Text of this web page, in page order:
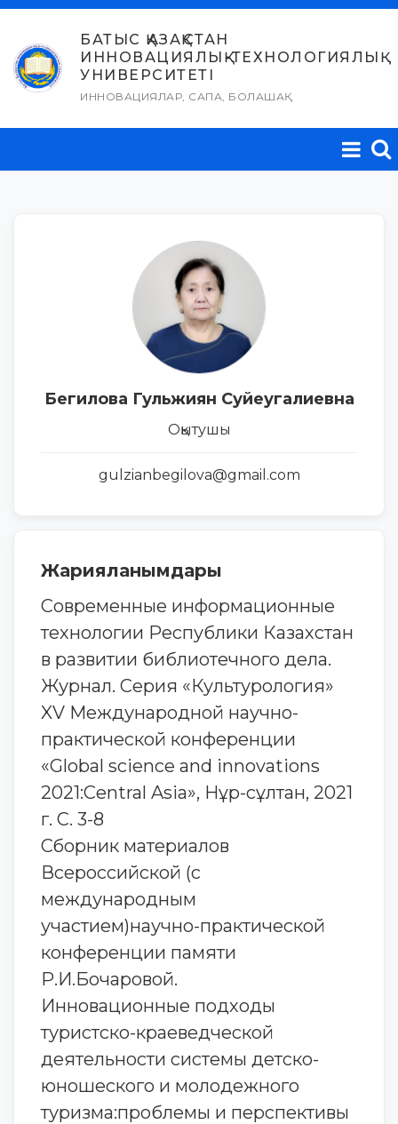
Skip
content
БАТЫС ҚАЗАҚСТАН
ИННОВАЦИЯЛЫҚ-ТЕХНОЛОГИЯЛЫҚ
УНИВЕРСИТЕТІ
ИННОВАЦИЯЛАР, САПА, БОЛАШАҚ
Бегилова Гульжиян Суйеугалиевна
Оқытушы
gulzianbegilova@gmail.com
Жарияланымдары
Современные информационные
технологии Республики Казахстан
в развитии библиотечного дела.
Журнал. Серия «Культурология»
XV Международной научно-
практической конференции
«Global science and innovations
2021:Central Asia», Нұр-сұлтан, 2021
г. С. 3-8
Сборник материалов
Всероссийской (с
международным
участием)научно-практической
конференции памяти
Р.И.Бочаровой.
Инновационные подходы
туристско-краеведческой
деятельности системы детско-
юношеского и молодежного
туризма:проблемы и перспективы